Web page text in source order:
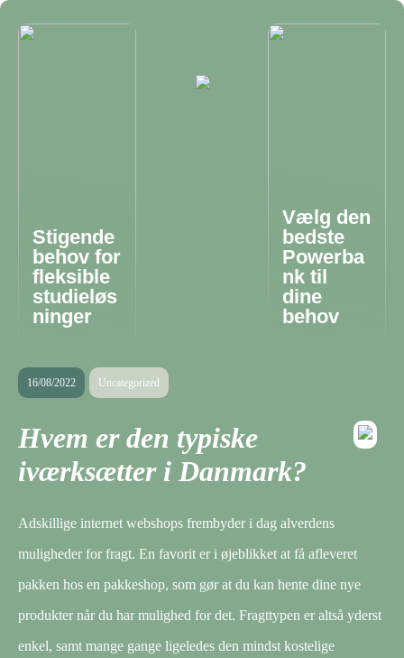
Stigende
behov for
fleksible
studieløs
ninger
Vælg den
bedste
Powerba
nk til
dine
behov
16/08/2022 Uncategorized
Hvem er den typiske
iværksætter i Danmark?
Adskillige internet webshops frembyder i dag alverdens
muligheder for fragt. En favorit er i øjeblikket at få afleveret
pakken hos en pakkeshop, som gør at du kan hente dine nye
produkter når du har mulighed for det. Fragttypen er altså yderst
enkel, samt mange gange ligeledes den mindst kostelige